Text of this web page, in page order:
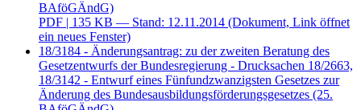
BAföGÄndG)
PDF | 135 KB — Stand: 12.11.2014 (Dokument, Link öffnet
ein neues Fenster)
18/3184 - Änderungsantrag: zu der zweiten Beratung des
Gesetzentwurfs der Bundesregierung - Drucksachen 18/2663,
18/3142 - Entwurf eines Fünfundzwanzigsten Gesetzes zur
Änderung des Bundesausbildungsförderungsgesetzes (25.